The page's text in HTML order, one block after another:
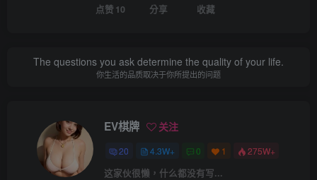
点赞 10 分享 收藏
The questions you ask determine the quality of your life.
你生活的品质取决于你所提出的问题
EV棋牌 关注
20 4.3W+ 0 1 275W+
这家伙很懒，什么都没有写...